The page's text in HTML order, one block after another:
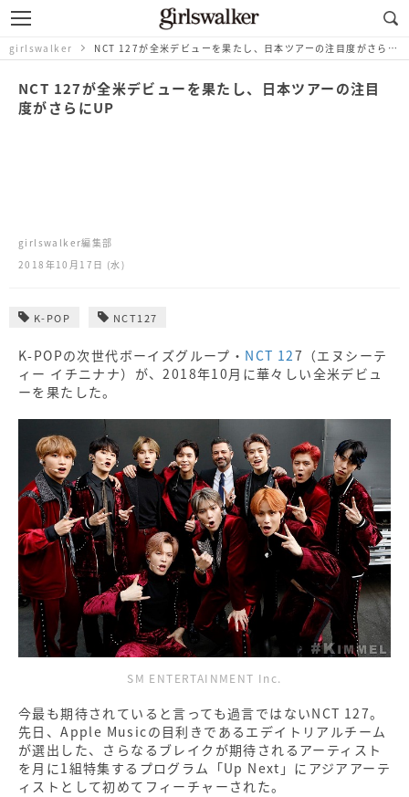
girlswalker NCT 127が全米デビューを果たし、日本ツアーの注目度がさらにUP
NCT 127が全米デビューを果たし、日本ツアーの注目
度がさらにUP
girlswalker編集部
2018年10月17日 (水)
K-POP NCT127
K-POPの次世代ボーイズグループ・ NCT 127（エヌシーテ
ィー イチニナナ）が、2018年10月に華々しい全米デビュ
ーを果たした。
SM ENTERTAINMENT Inc.
今最も期待されていると言っても過言ではないNCT 127。
先日、Apple Musicの目利きであるエデイトリアルチーム
が選出した、さらなるブレイクが期待されるアーティスト
を月に1組特集するプログラム「Up Next」にアジアアーテ
ィストとして初めてフィーチャーされた。